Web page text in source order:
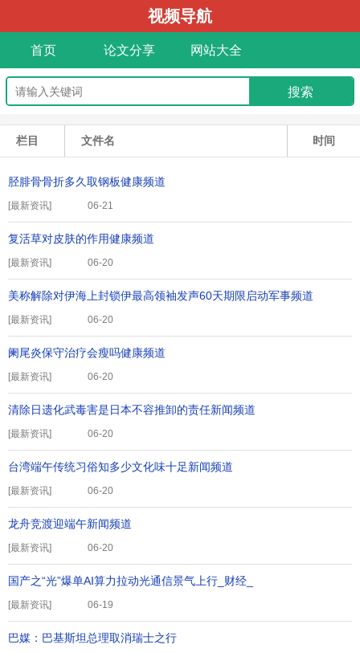
视频导航
首页 论文分享 网站大全
栏目 文件名 时间
[最新资讯]
胫腓骨骨折多久取钢板健康频道
06-21
[最新资讯]
复活草对皮肤的作用健康频道
06-20
[最新资讯]
美称解除对伊海上封锁伊最高领袖发声60天期限启动军事频道
06-20
[最新资讯]
阑尾炎保守治疗会瘦吗健康频道
06-20
[最新资讯]
清除日遗化武毒害是日本不容推卸的责任新闻频道
06-20
[最新资讯]
台湾端午传统习俗知多少文化味十足新闻频道
06-20
[最新资讯]
龙舟竞渡迎端午新闻频道
06-20
[最新资讯]
国产之“光”爆单AI算力拉动光通信景气上行_财经_
06-19
巴媒：巴基斯坦总理取消瑞士之行